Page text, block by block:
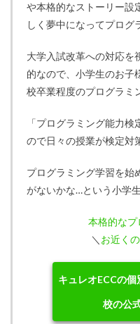
や本格的なストーリー設
しく夢中になってプログ
大学入試改革への対応を
的なので、小学生のお子
校卒業程度のプログラミ
「プログラミング能力
ので日々の授業が検定対
プログラミング学習を始
がないかな…という小学
本格的なプ
＼ お近く
キュレオECCの
校の公